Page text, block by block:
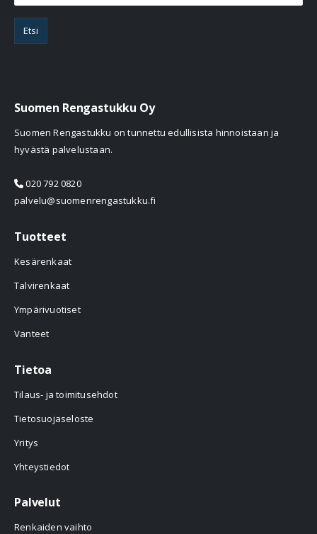
Etsi
Suomen Rengastukku Oy
Suomen Rengastukku on tunnettu edullisista hinnoistaan ja
hyvästä palvelustaan.
020 792 0820
palvelu@suomenrengastukku.fi
Tuotteet
Kesärenkaat
Talvirenkaat
Ympärivuotiset
Vanteet
Tietoa
Tilaus- ja toimitusehdot
Tietosuojaseloste
Yritys
Yhteystiedot
Palvelut
Renkaiden vaihto